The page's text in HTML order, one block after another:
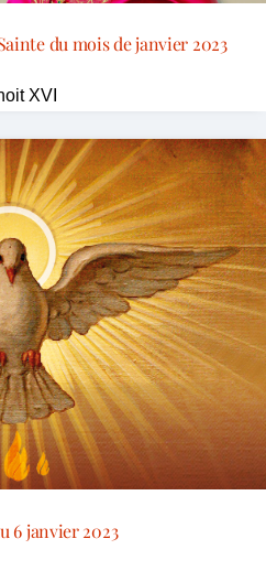
du mois de janvier 2023
XVI
6 janvier 2023